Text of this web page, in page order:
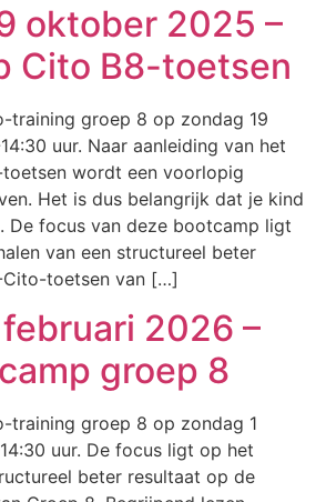
oktober 2025 –
Cito B8-toetsen
training groep 8 op zondag 19
uur. Naar aanleiding van het
wordt een voorlopig
Het is dus belangrijk dat je kind
De focus van deze bootcamp ligt
van een structureel beter
toetsen van […]
2026 –
groep 8
training groep 8 op zondag 1
uur. De focus ligt op het
beter resultaat op de